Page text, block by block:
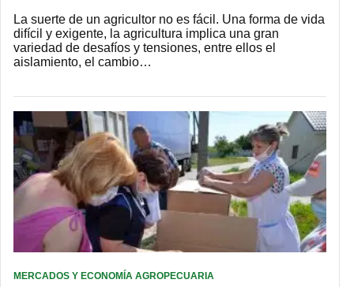
La suerte de un agricultor no es fácil. Una forma de vida
difícil y exigente, la agricultura implica una gran
variedad de desafíos y tensiones, entre ellos el
aislamiento, el cambio…
MERCADOS Y ECONOMÍA AGROPECUARIA